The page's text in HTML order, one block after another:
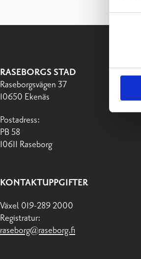
RASEBORGS STAD
Raseborgsvägen 37
10650 Ekenäs
Postadress:
PB 58
10611 Raseborg
KONTAKTUPPGIFTER
Växel 019-289 2000
Registratur:
raseborg@raseborg.fi